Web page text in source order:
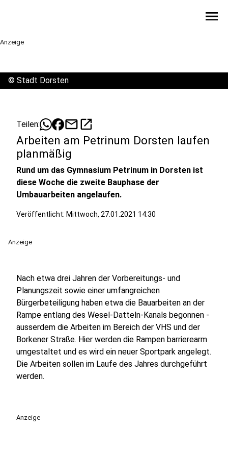
menu
Anzeige
© Stadt Dorsten
Teilen: mailopen_in_new
Arbeiten am Petrinum Dorsten laufen
planmäßig
Rund um das Gymnasium Petrinum in Dorsten ist
diese Woche die zweite Bauphase der
Umbauarbeiten angelaufen.
Veröffentlicht: Mittwoch, 27.01.2021 14:30
Anzeige
Nach etwa drei Jahren der Vorbereitungs- und
Planungszeit sowie einer umfangreichen
Bürgerbeteiligung haben etwa die Bauarbeiten an der
Rampe entlang des Wesel-Datteln-Kanals begonnen -
ausserdem die Arbeiten im Bereich der VHS und der
Borkener Straße. Hier werden die Rampen barrierearm
umgestaltet und es wird ein neuer Sportpark angelegt.
Die Arbeiten sollen im Laufe des Jahres durchgeführt
werden.
Anzeige